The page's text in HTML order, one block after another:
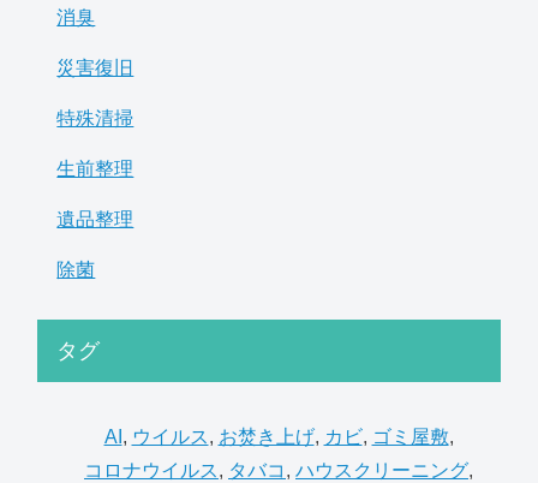
消臭
災害復旧
特殊清掃
生前整理
遺品整理
除菌
タグ
AI , ウイルス, お焚き上げ, カビ, ゴミ屋敷,
コロナウイルス, タバコ , ハウスクリーニング,